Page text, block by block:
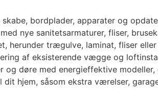
bordplader, apparater og
nye sanitetsarmaturer, fliser,
herunder trægulve, laminat, fliser
af eksisterende vægge og
og døre med energieffektive
hjem, såsom ekstra værelser,